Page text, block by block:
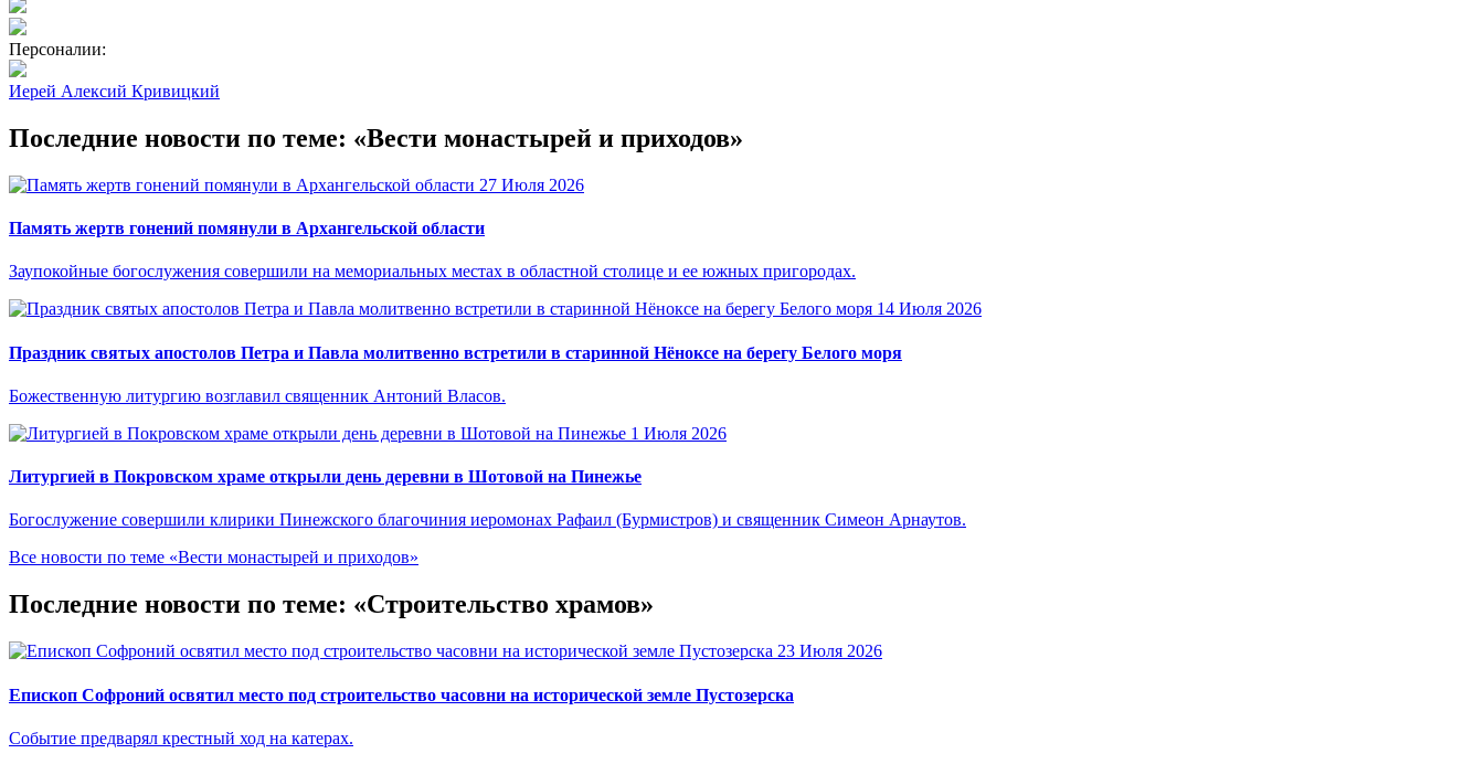
Персоналии:
Иерей Алексий Кривицкий
Последние новости по теме: «Вести монастырей и приходов»
27 Июля 2026
Память жертв гонений помянули в Архангельской области
Заупокойные богослужения совершили на мемориальных местах в областной столице и ее южных пригородах.
14 Июля 2026
Праздник святых апостолов Петра и Павла молитвенно встретили в старинной Нёноксе на берегу Белого моря
Божественную литургию возглавил священник Антоний Власов.
1 Июля 2026
Литургией в Покровском храме открыли день деревни в Шотовой на Пинежье
Богослужение совершили клирики Пинежского благочиния иеромонах Рафаил (Бурмистров) и священник Симеон Арнаутов.
Все новости по теме «Вести монастырей и приходов»
Последние новости по теме: «Строительство храмов»
23 Июля 2026
Епископ Софроний освятил место под строительство часовни на исторической земле Пустозерска
Событие предварял крестный ход на катерах.